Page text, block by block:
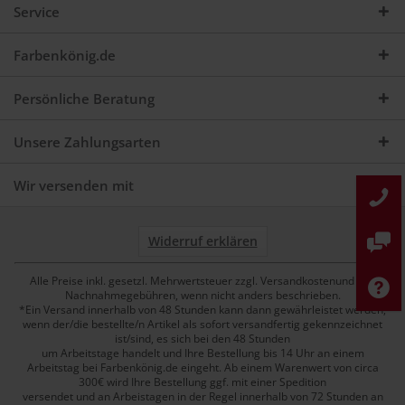
Service
Farbenkönig.de
Persönliche Beratung
Unsere Zahlungsarten
Wir versenden mit
Widerruf erklären
Alle Preise inkl. gesetzl. Mehrwertsteuer zzgl. Versandkostenund ggf.
Nachnahmegebühren, wenn nicht anders beschrieben.
*Ein Versand innerhalb von 48 Stunden kann dann gewährleistet werden,
wenn der/die bestellte/n Artikel als sofort versandfertig gekennzeichnet
ist/sind, es sich bei den 48 Stunden
um Arbeitstage handelt und Ihre Bestellung bis 14 Uhr an einem
Arbeitstag bei Farbenkönig.de eingeht. Ab einem Warenwert von circa
300€ wird Ihre Bestellung ggf. mit einer Spedition
versendet und an Arbeistagen in der Regel innerhalb von 72 Stunden an